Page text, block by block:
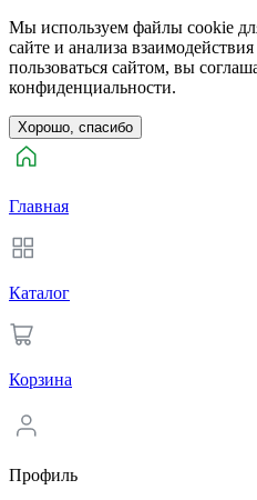
Мы используем файлы cookie
сайте и анализа
пользоваться сайтом, вы
конфиденциальности.
Хорошо, спасибо
Главная
Каталог
Корзина
Профиль